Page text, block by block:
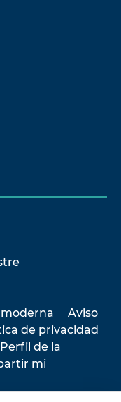
Aviso
de privacidad
Perfil de la
mi